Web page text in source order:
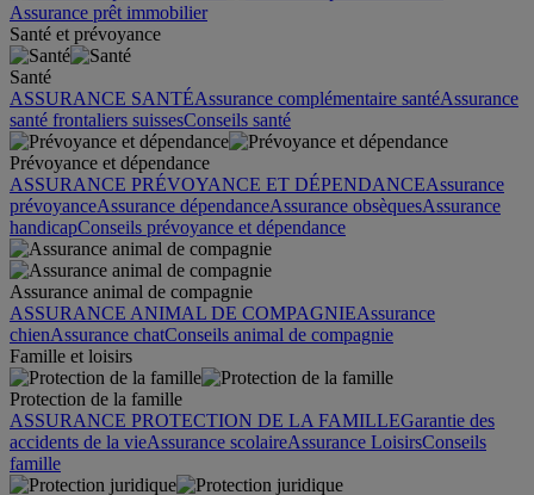
Assurance prêt immobilier
Santé et prévoyance
Santé
ASSURANCE SANTÉAssurance complémentaire santéAssurance
santé frontaliers suissesConseils santé
Prévoyance et dépendance
ASSURANCE PRÉVOYANCE ET DÉPENDANCEAssurance
prévoyanceAssurance dépendanceAssurance obsèquesAssurance
handicapConseils prévoyance et dépendance
Assurance animal de compagnie
ASSURANCE ANIMAL DE COMPAGNIEAssurance
chienAssurance chatConseils animal de compagnie
Famille et loisirs
Protection de la famille
ASSURANCE PROTECTION DE LA FAMILLEGarantie des
accidents de la vieAssurance scolaireAssurance LoisirsConseils
famille